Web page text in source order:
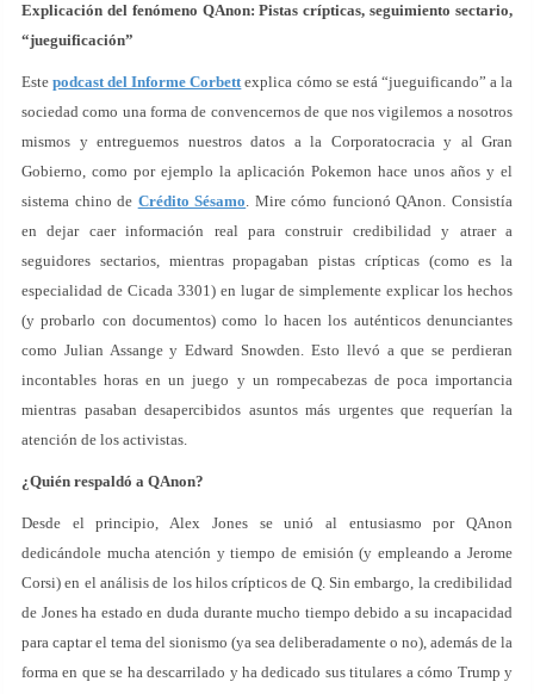
Explicación del fenómeno QAnon: Pistas crípticas, seguimiento sectario,
“jueguificación”
Estepodcast del Informe Corbettexplica cómo se está “jueguificando” a la
sociedad como una forma de convencernos de que nos vigilemos a nosotros
mismos y entreguemos nuestros datos a la Corporatocracia y al Gran
Gobierno, como por ejemplo la aplicación Pokemon hace unos años y el
sistema chino de Crédito Sésamo. Mire cómo funcionó QAnon. Consistía
en dejar caer información real para construir credibilidad y atraer a
seguidores sectarios, mientras propagaban pistas crípticas (como es la
especialidad de Cicada 3301) en lugar de simplemente explicar los hechos
(y probarlo con documentos) como lo hacen los auténticos denunciantes
como Julian Assange y Edward Snowden. Esto llevó a que se perdieran
incontables horas en un juego y un rompecabezas de poca importancia
mientras pasaban desapercibidos asuntos más urgentes que requerían la
atención de los activistas.
¿Quién respaldó a QAnon?
Desde el principio, Alex Jones se unió al entusiasmo por QAnon
dedicándole mucha atención y tiempo de emisión (y empleando a Jerome
Corsi) en el análisis de los hilos crípticos de Q. Sin embargo, la credibilidad
de Jones ha estado en duda durante mucho tiempo debido a su incapacidad
para captar el tema del sionismo (ya sea deliberadamente o no), además de la
forma en que se ha descarrilado y ha dedicado sus titulares a cómo Trump y